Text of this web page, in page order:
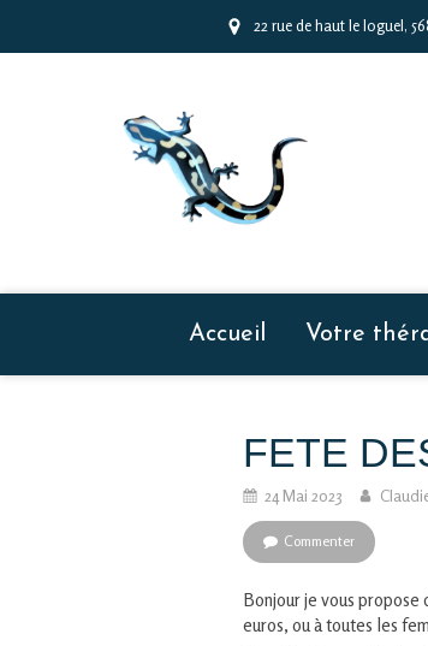
22 rue de haut le loguel,
Accueil Votre
FETE
24 Mai 2023
Commenter
Bonjour je vous
euros, ou à toutes les